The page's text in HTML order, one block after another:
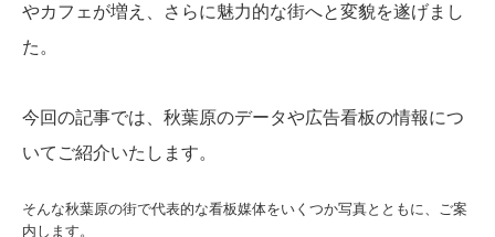
やカフェが増え、さらに魅力的な街へと変貌を遂げまし
た。
今回の記事では、秋葉原のデータや広告看板の情報につ
いてご紹介いたします。
そんな秋葉原の街で代表的な看板媒体をいくつか写真とともに、ご案
内します。